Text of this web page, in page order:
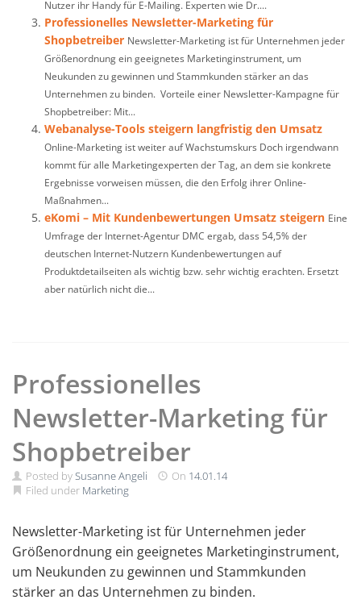
Nutzer ihr Handy für E-Mailing. Experten wie Dr....
Professionelles Newsletter-Marketing für
Shopbetreiber Newsletter-Marketing ist für Unternehmen jeder
Größenordnung ein geeignetes Marketinginstrument, um
Neukunden zu gewinnen und Stammkunden stärker an das
Unternehmen zu binden. Vorteile einer Newsletter-Kampagne für
Shopbetreiber: Mit...
Webanalyse-Tools steigern langfristig den Umsatz
Online-Marketing ist weiter auf Wachstumskurs Doch irgendwann
kommt für alle Marketingexperten der Tag, an dem sie konkrete
Ergebnisse vorweisen müssen, die den Erfolg ihrer Online-
Maßnahmen...
eKomi – Mit Kundenbewertungen Umsatz steigern Eine
Umfrage der Internet-Agentur DMC ergab, dass 54,5% der
deutschen Internet-Nutzern Kundenbewertungen auf
Produktdetailseiten als wichtig bzw. sehr wichtig erachten. Ersetzt
aber natürlich nicht die...
Professionelles
Newsletter-Marketing für
Shopbetreiber
Posted bySusanne Angeli On 14.01.14
Filed under Marketing
Newsletter-Marketing ist für Unternehmen jeder
Größenordnung ein geeignetes Marketinginstrument,
um Neukunden zu gewinnen und Stammkunden
stärker an das Unternehmen zu binden.